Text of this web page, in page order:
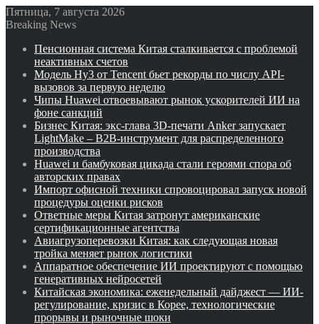
Пятница, 7 августа 2026
Breaking News
Пенсионная система Китая сталкивается с проблемой
неактивных счетов
Модель Hy3 от Tencent бьет рекорды по числу API-
вызовов за первую неделю
Чипы Huawei отвоевывают рынок ускорителей ИИ на
фоне санкций
Бизнес Китая: экс-глава 3D-печати Anker запускает
LightMake – B2B-инструмент для распределенного
производства
Huawei и бамбуковая цикада стали героями спора об
авторских правах
Импорт офисной техники спровоцировал запуск новой
процедуры оценки рисков
Ответные меры Китая затронут американские
сертификационные агентства
Авиагрузоперевозки Китая: как следующая новая
тройка меняет рынок логистики
Аппаратное обеспечение ИИ проектируют с помощью
генеративных нейросетей
Китайская экономика: еженедельный дайджест — ИИ-
регулирование, кризис в Корее, технологические
прорывы и рыночные шоки